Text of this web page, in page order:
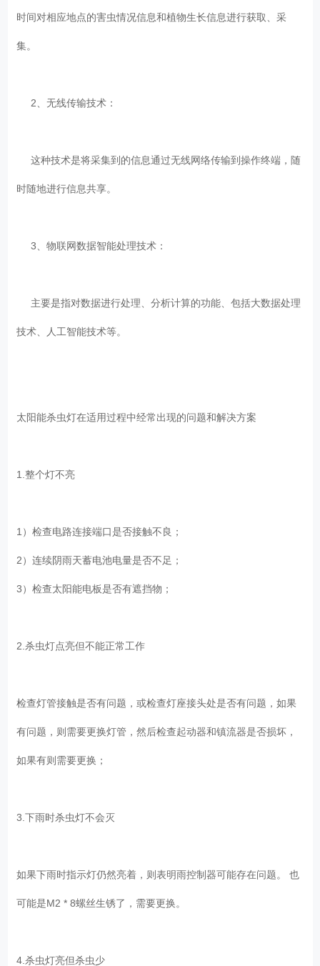
时间对相应地点的害虫情况信息和植物生长信息进行获取、采
集。
2、无线传输技术：
这种技术是将采集到的信息通过无线网络传输到操作终端，随
时随地进行信息共享。
3、物联网数据智能处理技术：
主要是指对数据进行处理、分析计算的功能、包括大数据处理
技术、人工智能技术等。
太阳能杀虫灯在适用过程中经常出现的问题和解决方案
1.整个灯不亮
1）检查电路连接端口是否接触不良；
2）连续阴雨天蓄电池电量是否不足；
3）检查太阳能电板是否有遮挡物；
2.杀虫灯点亮但不能正常工作
检查灯管接触是否有问题，或检查灯座接头处是否有问题，如果
有问题，则需要更换灯管，然后检查起动器和镇流器是否损坏，
如果有则需要更换；
3.下雨时杀虫灯不会灭
如果下雨时指示灯仍然亮着，则表明雨控制器可能存在问题。 也
可能是M2 * 8螺丝生锈了，需要更换。
4.杀虫灯亮但杀虫少